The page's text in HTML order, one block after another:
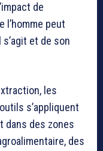
de
l’homme peut
et de son
les
s’appliquent
dans des zones
des